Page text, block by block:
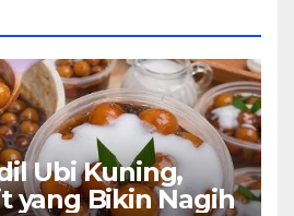
Ubi Kuning,
yang Bikin Nagih